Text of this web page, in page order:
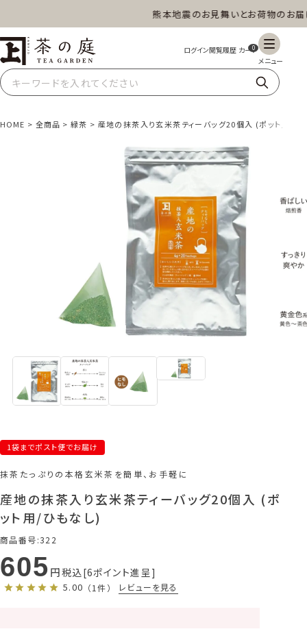
熊本地震のお見舞いとお荷物のお届け
茶の庭オンラインショップ 0
HOME 全商品 緑茶 産地の抹茶入り玄米茶ティーバッグ20個入 (ポット用/ひ
1袋までポスト便でお届け
抹茶たっぷりの本格玄米茶を簡単、お手軽に
産地の抹茶入り玄米茶ティーバッグ20個入 (ポ
ット用/ひもなし)
商品番号 322
605 税込 6ポイント進呈
5.00 （1件） レビューを見る